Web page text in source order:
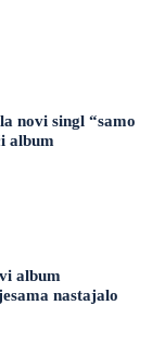
novi singl “samo
album
album
nastajalo